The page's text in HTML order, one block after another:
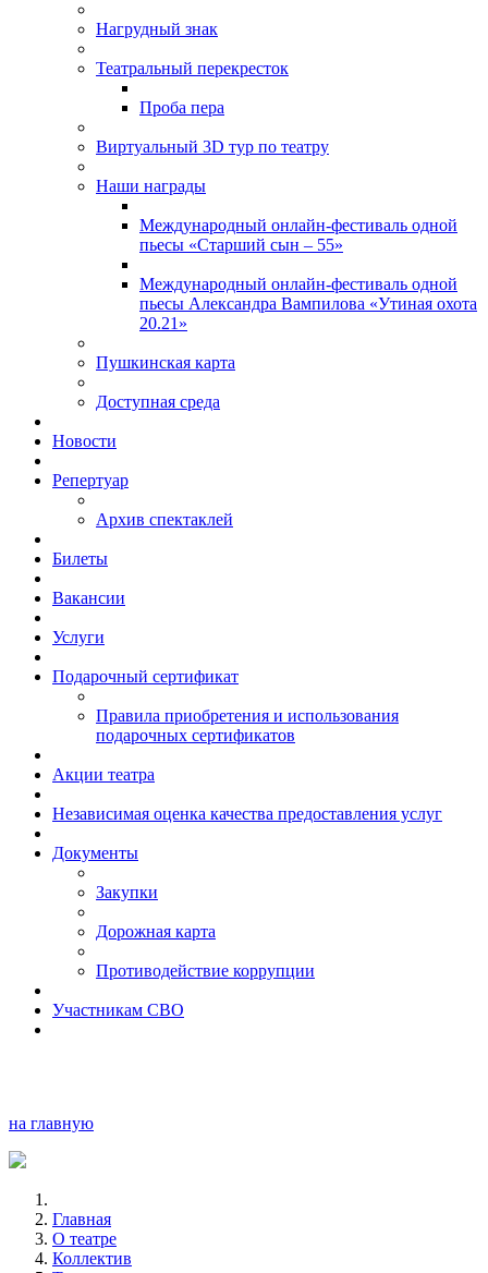
Нагрудный знак
Театральный перекресток
Проба пера
Виртуальный 3D тур по театру
Наши награды
Международный онлайн-фестиваль одной
пьесы «Старший сын – 55»
Международный онлайн-фестиваль одной
пьесы Александра Вампилова «Утиная охота
20.21»
Пушкинская карта
Доступная среда
Новости
Репертуар
Архив спектаклей
Билеты
Вакансии
Услуги
Подарочный сертификат
Правила приобретения и использования
подарочных сертификатов
Акции театра
Независимая оценка качества предоставления услуг
Документы
Закупки
Дорожная карта
Противодействие коррупции
Участникам СВО
на главную
Главная
О театре
Коллектив